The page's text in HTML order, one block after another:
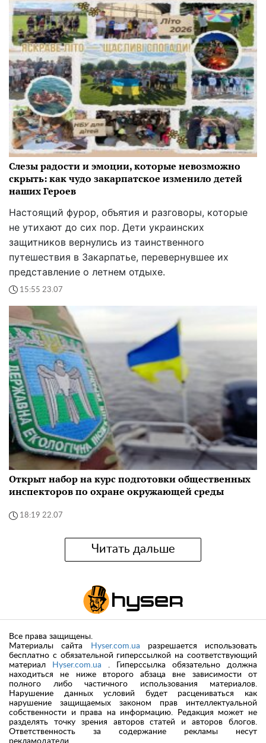
Слезы радости и эмоции, которые невозможно
скрыть: как чудо закарпатское изменило детей
наших Героев
Настоящий фурор, объятия и разговоры, которые
не утихают до сих пор. Дети украинских
защитников вернулись из таинственного
путешествия в Закарпатье, перевернувшее их
представление о летнем отдыхе.
15:55 23.07
Открыт набор на курс подготовки общественных
инспекторов по охране окружающей среды
18:19 22.07
Читать дальше
Все права защищены.
Материалы сайта
Hyser.com.ua разрешается использовать
бесплатно с обязательной гиперссылкой на соответствующий
материал
Hyser.com.ua . Гиперссылка обязательно должна
находиться не ниже второго абзаца вне зависимости от
полного либо частичного использования материалов.
Нарушение данных условий будет расцениваться как
нарушение защищаемых законом прав интеллектуальной
собственности и права на информацию. Редакция может не
разделять точку зрения авторов статей и авторов блогов.
Ответственность за содержание рекламы несут
рекламодатели.